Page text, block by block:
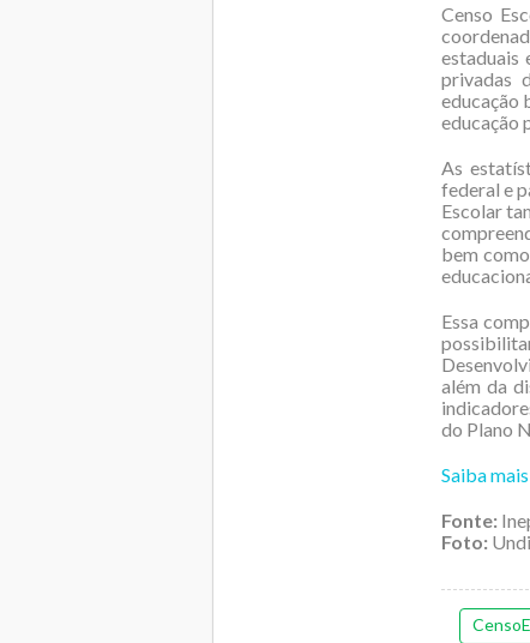
Censo
estaduais
privadas
educação
educação
As
federal e
Escolar
bem
Essa
além da
do Plano
Saiba
Fonte:
Foto: